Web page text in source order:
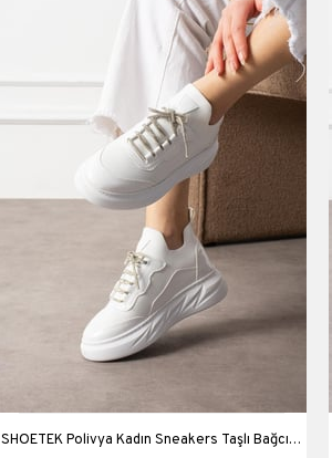
SHOETEK Polivya Kadın Sneakers Taşlı Bağcıklı